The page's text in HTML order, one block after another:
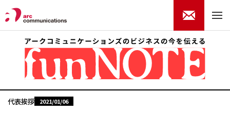
代表挨拶 2021/01/06